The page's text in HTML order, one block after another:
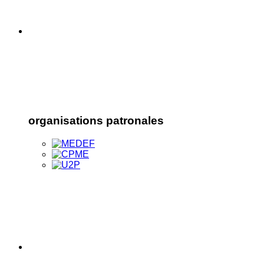
organisations patronales